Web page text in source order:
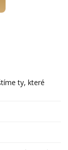
ty, které